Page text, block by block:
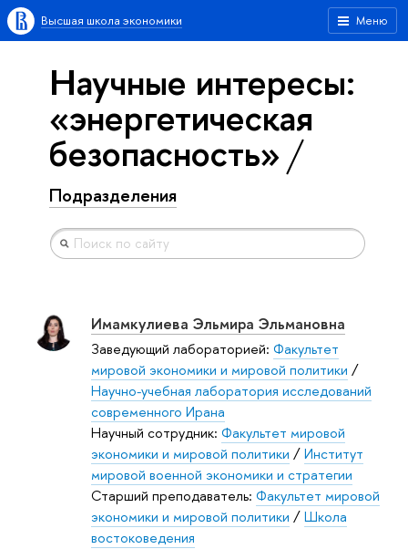
Меню
Высшая школа экономики
Научные интересы:
«энергетическая
безопасность»
Подразделения
Имамкулиева Эльмира Эльмановна
Заведующий лабораторией: Факультет
мировой экономики и мировой политики /
Научно-учебная лаборатория исследований
современного Ирана
Научный сотрудник: Факультет мировой
экономики и мировой политики /Институт
мировой военной экономики и стратегии
Старший преподаватель: Факультет мировой
экономики и мировой политики /Школа
востоковедения